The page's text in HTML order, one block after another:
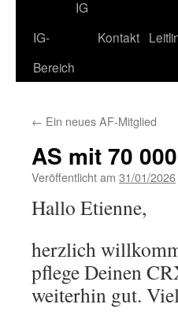
IG
IG-
Bereich
Kontakt
← Ein neues AF-Mitglied
AS mit 70
Veröffentlicht am 31/01/2026
Hallo Etienne,
herzlich
pflege Deinen
weiterhin gut.